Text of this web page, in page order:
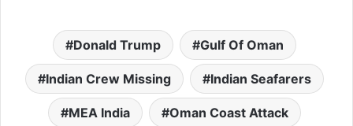
Donald Trump Gulf Of Oman
Indian Crew Missing Indian Seafarers
MEA India Oman Coast Attack